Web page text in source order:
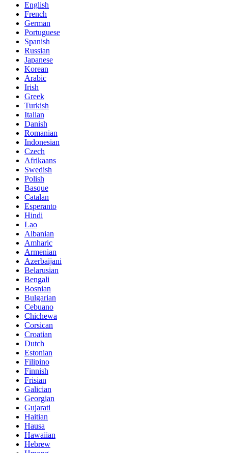
English
French
German
Portuguese
Spanish
Russian
Japanese
Korean
Arabic
Irish
Greek
Turkish
Italian
Danish
Romanian
Indonesian
Czech
Afrikaans
Swedish
Polish
Basque
Catalan
Esperanto
Hindi
Lao
Albanian
Amharic
Armenian
Azerbaijani
Belarusian
Bengali
Bosnian
Bulgarian
Cebuano
Chichewa
Corsican
Croatian
Dutch
Estonian
Filipino
Finnish
Frisian
Galician
Georgian
Gujarati
Haitian
Hausa
Hawaiian
Hebrew